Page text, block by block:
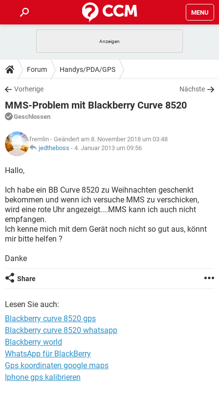
MENU
ANDROID IOS
WINDOWS 10
WHATSAPP TIKTOK
FACEBOOK
TIPPS & TRICKS
SPIELE STREAMING
WINDOWS 10
WHATSAPP
FACEBOOK HARDWARE
DOWNLOADS
SPIELE STREAMING
ANDROID
WINDOWS 10 INSTAGRAM
WHATSAPP
FACEBOOK
FORUM
SPIELE
ANDROID IOS
FACEBOOK HARDWARE
LEXIKON
SPIELE
ANDROID
WINDOWS 10 INSTAGRAM
WHATSAPP TIKTOK
FACEBOOK
Forum Handys/PDA/GPS
Vorherige Nächste
MMS-Problem mit Blackberry Curve 8520
Geschlossen
fremlin - Geändert am 8. November 2018 um 03:48
jedtheboss - 4. Januar 2013 um 09:56
Hallo,
Ich habe ein BB Curve 8520 zu Weihnachten geschenkt
bekommen und wenn ich versuche MMS zu verschicken,
wird eine rote Uhr angezeigt....MMS kann ich auch nicht
empfangen.
Ich kenne mich mit dem Gerät noch nicht so gut aus, könnt
mir bitte helfen ?
Danke
Share
Lesen Sie auch:
Blackberry curve 8520 gps
Blackberry curve 8520 whatsapp
Blackberry world
WhatsApp für BlackBerry
Gps koordinaten google maps
Iphone gps kalibrieren